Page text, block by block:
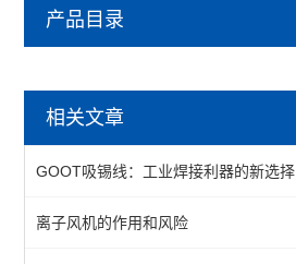
产品目录
吸锡线
QUICK吸烟仪
恒温热风机
相关文章
GOOT吸锡线：工业焊接利器的新选择
离子风机的作用和风险